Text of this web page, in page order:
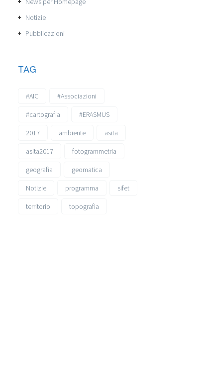
Notizie
Pubblicazioni
TAG
#AIC #Associazioni
#cartografia #ERASMUS
2017 ambiente asita
asita2017 fotogrammetria
geografia geomatica
Notizie programma sifet
territorio topografia